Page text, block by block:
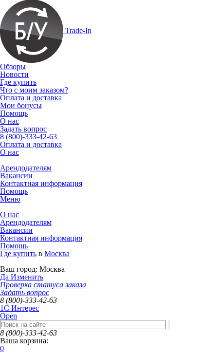
Trade-In
Обзоры
Новости
Где купить
Что с моим заказом?
Оплата и доставка
Мои бонусы
Помощь
О нас
Задать вопрос
8 (800)-333-42-63
Оплата и доставка
О нас
Арендодателям
Вакансии
Контактная информация
Помощь
Меню
О нас
Арендодателям
Вакансии
Контактная информация
Помощь
Где купить в Москва
Ваш город: Москва
Да Изменить
Проверка статуса заказа
Задать вопрос
8 (800)-333-42-63
1C Интерес
Open
8 (800)-333-42-63
Ваша корзина:
0